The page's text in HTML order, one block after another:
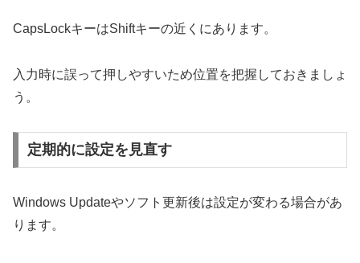
CapsLockキーはShiftキーの近くにあります。
入力時に誤って押しやすいため位置を把握しておきましょ
う。
定期的に設定を見直す
Windows Updateやソフト更新後は設定が変わる場合があ
ります。